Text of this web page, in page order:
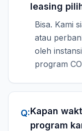
leasing
Bisa. Kami
atau
oleh
program
Q:Kapan
program